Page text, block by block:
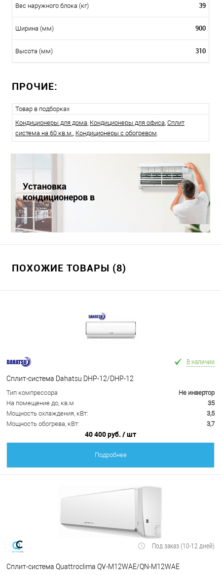
Вес наружного блока (кг) 39
Ширина (мм) 900
Высота (мм) 310
ПРОЧИЕ:
Товар в подборках
Кондиционеры для дома, Кондиционеры для офиса, Сплит
система на 60 кв.м., Кондиционеры с обогревом.
Установка
кондиционеров в
Краснодаре
ПОХОЖИЕ ТОВАРЫ (8)
В наличии
Сплит-система Dahatsu DHP-12/DHP-12
Тип компрессора
Не инвертор
На помещение до, кв.м
35
Мощность охлаждения, кВт:
3,5
Мощность обогрева, кВт:
3,7
40 400 руб. / шт
Подробнее
Под заказ (10-12 дней)
Сплит-система Quattroclima QV-M12WAE/QN-M12WAE